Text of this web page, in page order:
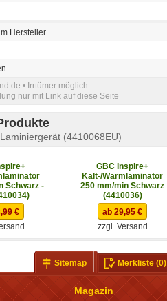
Hersteller
• Irrtümer möglich
nur mit Link auf diese Seite
(4410068EU)
Schwarz -
GBC Inspire+
Kalt-/Warmlaminator
250 mm/min Schwarz
(4410036)
€
ab 29,95 €
zzgl. Versand
Sitemap Merkliste(0)
Magazin